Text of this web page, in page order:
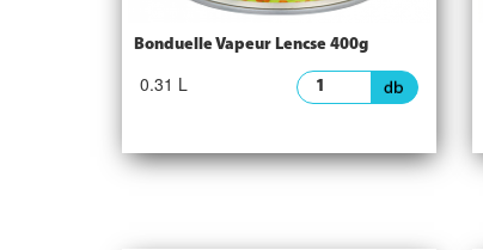
Bonduelle Vapeur Lencse 400g
0.31 L